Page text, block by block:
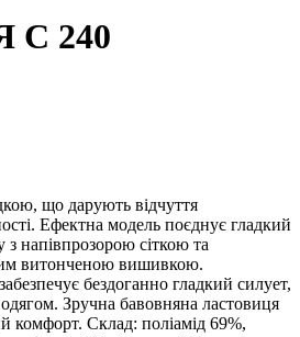
240
що дарують відчуття
Ефектна модель поєднує гладкий
з напівпрозорою сіткою та
витонченою вишивкою.
бездоганно гладкий силует,
Зручна бавовняна ластовиця
комфорт. Склад: поліамід 69%,